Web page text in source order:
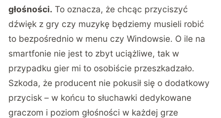
głośności. To oznacza, że chcąc przyciszyć
dźwięk z gry czy muzykę będziemy musieli robić
to bezpośrednio w menu czy Windowsie. O ile na
smartfonie nie jest to zbyt uciążliwe, tak w
przypadku gier mi to osobiście przeszkadzało.
Szkoda, że producent nie pokusił się o dodatkowy
przycisk – w końcu to słuchawki dedykowane
graczom i poziom głośności w każdej grze